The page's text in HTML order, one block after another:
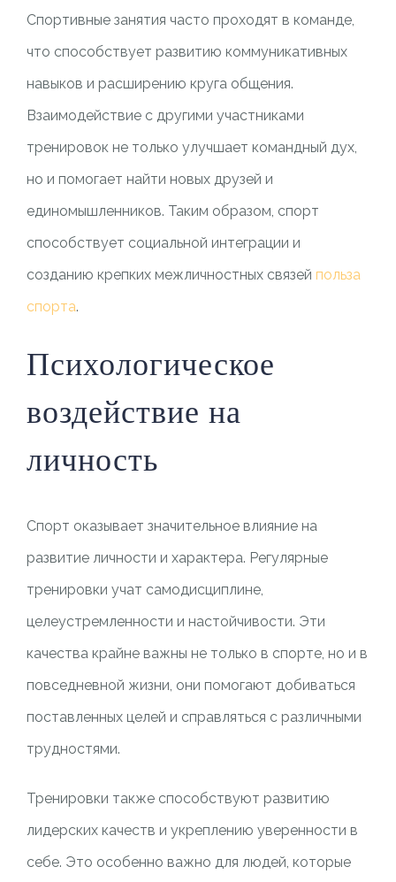
Спортивные занятия часто проходят в команде,
что способствует развитию коммуникативных
навыков и расширению круга общения.
Взаимодействие с другими участниками
тренировок не только улучшает командный дух,
но и помогает найти новых друзей и
единомышленников. Таким образом, спорт
способствует социальной интеграции и
созданию крепких межличностных связей польза
спорта.
Психологическое
воздействие на
личность
Спорт оказывает значительное влияние на
развитие личности и характера. Регулярные
тренировки учат самодисциплине,
целеустремленности и настойчивости. Эти
качества крайне важны не только в спорте, но и в
повседневной жизни, они помогают добиваться
поставленных целей и справляться с различными
трудностями.
Тренировки также способствуют развитию
лидерских качеств и укреплению уверенности в
себе. Это особенно важно для людей, которые